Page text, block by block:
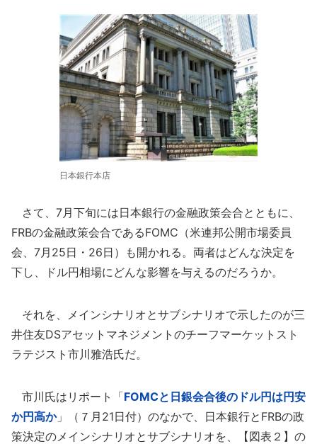
日本銀行本店
さて、7月下旬には日本銀行の金融政策会合とともに、
FRBの金融政策会合であるFOMC（米連邦公開市場委員
会、7月25日・26日）も開かれる。両者はどんな決定を
下し、ドル円相場にどんな影響を与えるのだろうか。
それを、メインシナリオとサブシナリオで示したのが三
井住友DSアセットマネジメントのチーフマーケットスト
ラテジスト市川雅浩氏だ。
市川氏はリポート「FOMCと日銀会合後のドル円は円安
か円高か」（７月21日付）のなかで、日本銀行とFRBの政
策決定のメインシナリオとサブシナリオを、【図表２】の